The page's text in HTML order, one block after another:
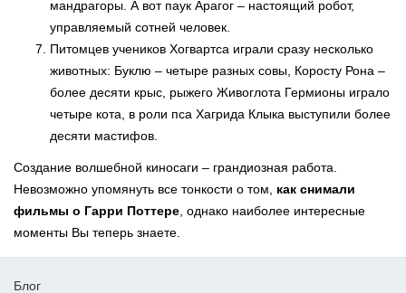
мандрагоры. А вот паук Арагог – настоящий робот,
управляемый сотней человек.
Питомцев учеников Хогвартса играли сразу несколько
животных: Буклю – четыре разных совы, Коросту Рона –
более десяти крыс, рыжего Живоглота Гермионы играло
четыре кота, в роли пса Хагрида Клыка выступили более
десяти мастифов.
Создание волшебной киносаги – грандиозная работа.
Невозможно упомянуть все тонкости о том, как снимали
фильмы о Гарри Поттере , однако наиболее интересные
моменты Вы теперь знаете.
Блог